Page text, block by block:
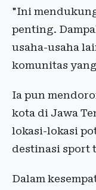
"Ini
penting.
usaha-usaha
komunitas
Ia pun
kota di Jawa
lokasi-lokasi
destinasi sport
Dalam